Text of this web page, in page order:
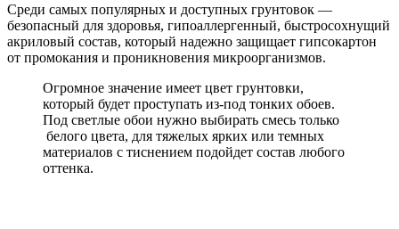
Среди самых популярных и доступных грунтовок —
безопасный для здоровья, гипоаллергенный, быстросохнущий
акриловый состав, который надежно защищает гипсокартон
от промокания и проникновения микроорганизмов.
Огромное значение имеет цвет грунтовки,
который будет проступать из-под тонких обоев.
Под светлые обои нужно выбирать смесь только
белого цвета, для тяжелых ярких или темных
материалов с тиснением подойдет состав любого
оттенка.